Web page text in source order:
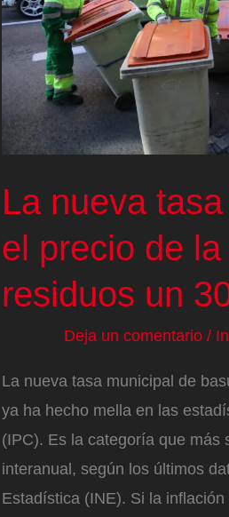
euros
La nueva
el precio de
residuos un
Deja un comentario /
La nueva tasa municipal de
ya ha hecho mella en las
(IPC). Es la categoría que más
interanual, según los últimos
Estadística (INE). Si la inflación